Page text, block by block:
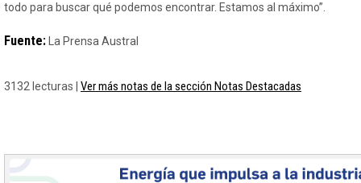
todo para buscar qué podemos encontrar. Estamos al máximo”.
Fuente: La Prensa Austral
3132 lecturas | Ver más notas de la sección Notas Destacadas